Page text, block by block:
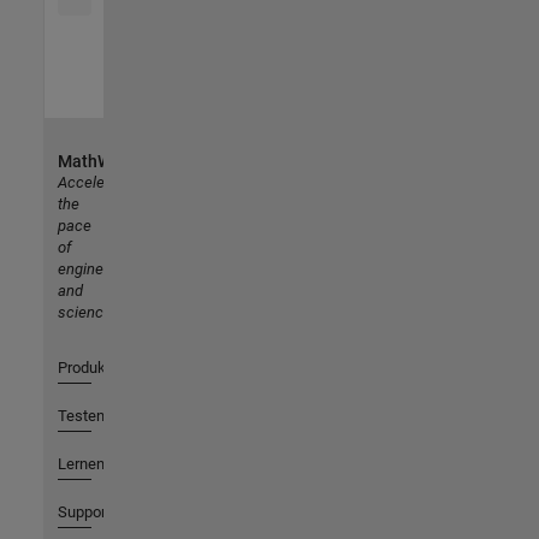
MathWorks
Accelerating
the
pace
of
engineering
and
science
Produkte
Testen oder Kaufen
Lernen
Support